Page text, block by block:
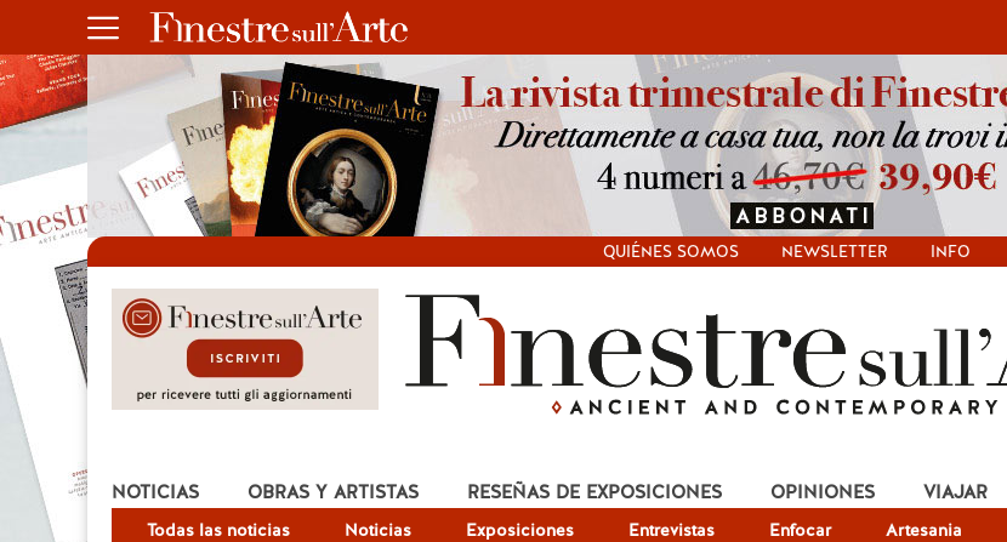
QUIÉNES SOMOS NEWSLETTER INFO
NOTICIAS
Todas las noticias Noticias Exposiciones Entrevistas Enfocar Artesania
OBRAS Y ARTISTAS RESEÑAS DE EXPOSICIONES OPINIONES VIAJAR